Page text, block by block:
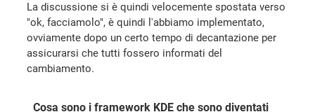
La discussione si è quindi velocemente spostata verso
"ok, facciamolo", è quindi l'abbiamo implementato,
ovviamente dopo un certo tempo di decantazione per
assicurarsi che tutti fossero informati del
cambiamento.
Cosa sono i framework KDE che sono diventati